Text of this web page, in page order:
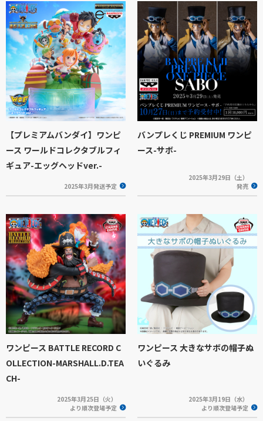
【プレミアムバンダイ】ワンピ
ース ワールドコレクタブルフィ
ギュア-エッグヘッドver.-
2025年3月発送予定
バンプレくじ PREMIUM ワンピ
ース-サボ-
2025年3月29日（土）
発売
ワンピース BATTLE RECORD C
OLLECTION-MARSHALL.D.TEA
CH-
2025年3月25日（火）
より順次登場予定
ワンピース 大きなサボの帽子ぬ
いぐるみ
2025年3月19日（水）
より順次登場予定